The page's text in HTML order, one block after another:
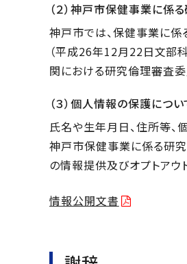
（２）神戸市保健事業に係
神戸市では、保健事業に係
（平成26年12月22日文部
関における研究倫理審査
（３）個人情報の保護につい
氏名や生年月日、住所等、
神戸市保健事業に係る研
の情報提供及びオプトアウ
情報公開文書